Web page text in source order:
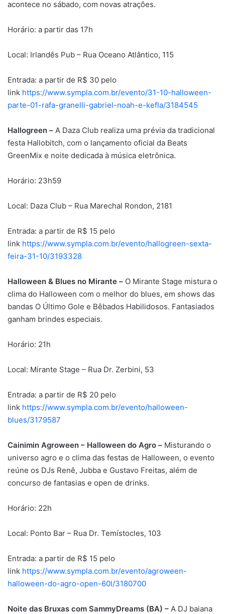
acontece no sábado, com novas atrações.
Horário: a partir das 17h
Local: Irlandês Pub – Rua Oceano Atlântico, 115
Entrada: a partir de R$ 30 pelo
link https://www.sympla.com.br/evento/31-10-halloween-
parte-01-rafa-granelli-gabriel-noah-e-kefla/3184545
Hallogreen – A Daza Club realiza uma prévia da tradicional
festa Hallobitch, com o lançamento oficial da Beats
GreenMix e noite dedicada à música eletrônica.
Horário: 23h59
Local: Daza Club – Rua Marechal Rondon, 2181
Entrada: a partir de R$ 15 pelo
link https://www.sympla.com.br/evento/hallogreen-sexta-
feira-31-10/3193328
Halloween & Blues no Mirante – O Mirante Stage mistura o
clima do Halloween com o melhor do blues, em shows das
bandas O Último Gole e Bêbados Habilidosos. Fantasiados
ganham brindes especiais.
Horário: 21h
Local: Mirante Stage – Rua Dr. Zerbini, 53
Entrada: a partir de R$ 20 pelo
link https://www.sympla.com.br/evento/halloween-
blues/3179587
Cainimin Agroween – Halloween do Agro – Misturando o
universo agro e o clima das festas de Halloween, o evento
reúne os DJs Renê, Jubba e Gustavo Freitas, além de
concurso de fantasias e open de drinks.
Horário: 22h
Local: Ponto Bar – Rua Dr. Temístocles, 103
Entrada: a partir de R$ 15 pelo
link https://www.sympla.com.br/evento/agroween-
halloween-do-agro-open-60l/3180700
Noite das Bruxas com SammyDreams (BA) – A DJ baiana